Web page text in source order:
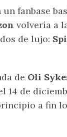
fanbase
volvería a
de lujo:
de Oli
14 de
a fin